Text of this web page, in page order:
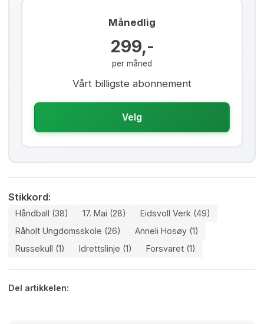
Månedlig
299,-
per måned
Vårt billigste abonnement
Velg
Stikkord:
Håndball (38) 17. Mai (28)
Eidsvoll Verk (49)
Råholt Ungdomsskole (26)
Anneli Hosøy (1)
Russekull (1)
Idrettslinje (1) Forsvaret (1)
Del artikkelen: